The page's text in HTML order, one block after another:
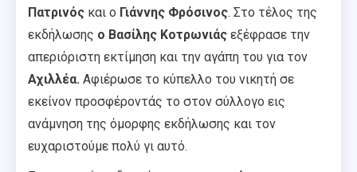
Πατρινός και ο Γιάννης Φρόσινος. Στο τέλος της
εκδήλωσης ο Βασίλης Κοτρωνιάς εξέφρασε την
απεριόριστη εκτίμηση και την αγάπη του για τον
Αχιλλέα. Αφιέρωσε το κύπελλο του νικητή σε
εκείνον προσφέροντάς το στον σύλλογο εις
ανάμνηση της όμορφης εκδήλωσης και τον
ευχαριστούμε πολύ γι αυτό.